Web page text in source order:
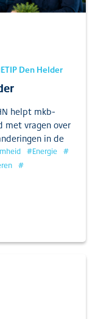
Den Helder
helpt mkb-
met vragen over
in de
#Energie #
#